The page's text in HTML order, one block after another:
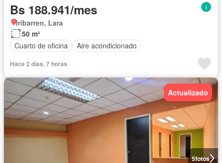
Bs 188.941/mes
Iribarren, Lara
50 m²
Cuarto de oficina
Aire acondicionado
Hace 2 días, 7 horas
5fotos
Actualizado